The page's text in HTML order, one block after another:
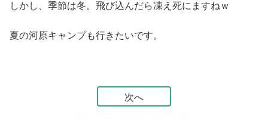
しかし、季節は冬。飛び込んだら凍え死にますねｗ
夏の河原キャンプも行きたいです。
次へ